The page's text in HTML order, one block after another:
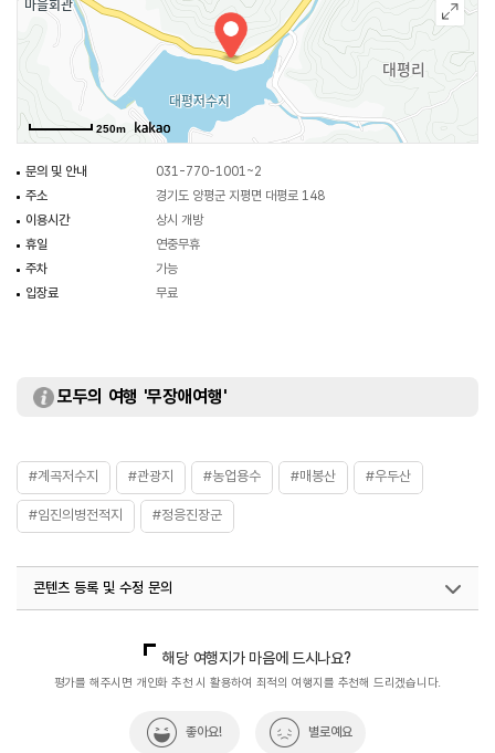
250m
문의 및 안내
031-770-1001~2
주소
경기도 양평군 지평면 대평로 148
이용시간
상시 개방
휴일
연중무휴
주차
가능
입장료
무료
모두의 여행 '무장애여행'
#계곡저수지 #관광지 #농업용수 #매봉산 #우두산
#임진의병전적지 #정응진장군
콘텐츠 등록 및 수정 문의
해당 여행지가 마음에 드시나요?
평가를 해주시면 개인화 추천 시 활용하여 최적의 여행지를 추천해 드리겠습니다.
좋아요! 별로예요